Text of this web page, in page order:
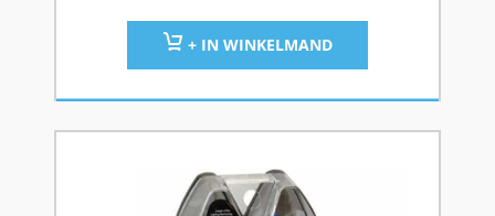
+ IN WINKELMAND